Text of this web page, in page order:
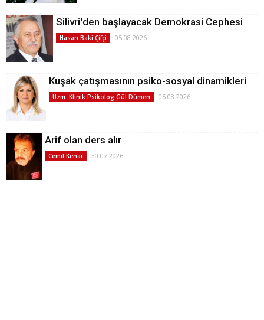
Silivri'den başlayacak Demokrasi Cephesi
Hasan Baki Çifçi 05.08.2026
Kuşak çatışmasının psiko-sosyal dinamikleri
Uzm. Klinik Psikolog Gül Dümen 05.08.2026
Arif olan ders alır
Cemil Kenar 30.07.2026